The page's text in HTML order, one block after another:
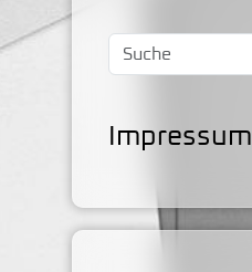
Impressum